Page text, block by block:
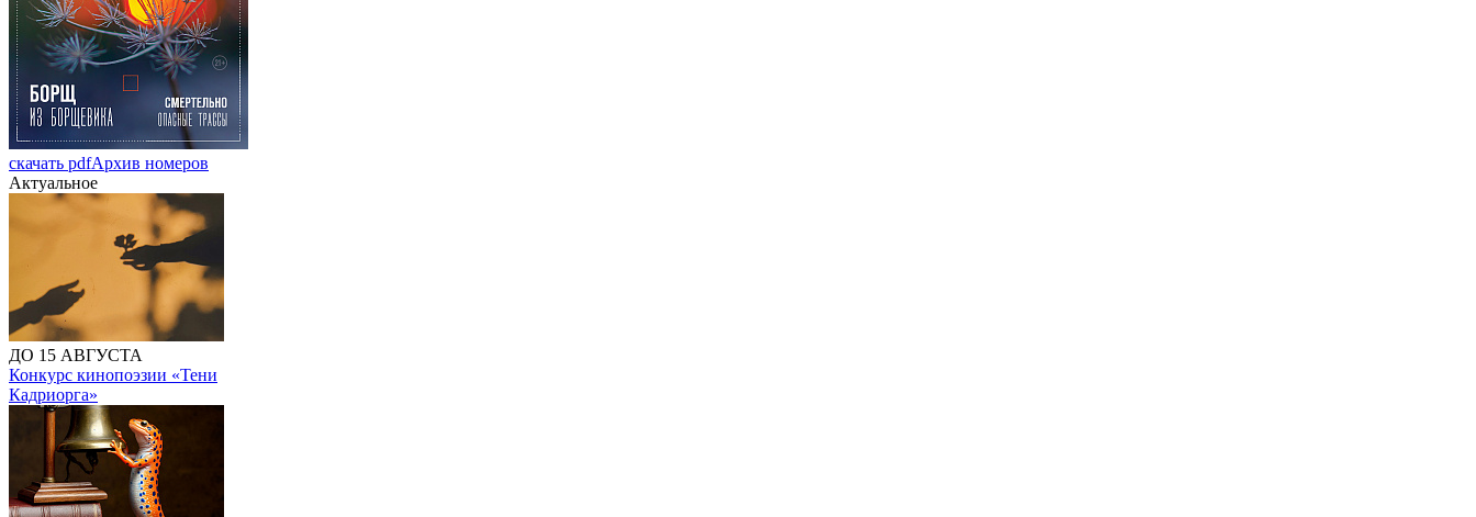
скачать pdfАрхив номеров
Актуальное
ДО 15 АВГУСТА
Конкурс кинопоэзии «Тени
Кадриорга»